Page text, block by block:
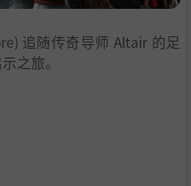
追随传奇导师 Altair 的足
之旅。